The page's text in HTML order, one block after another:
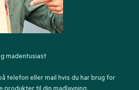
madentusiast
telefon eller mail hvis du har brug for